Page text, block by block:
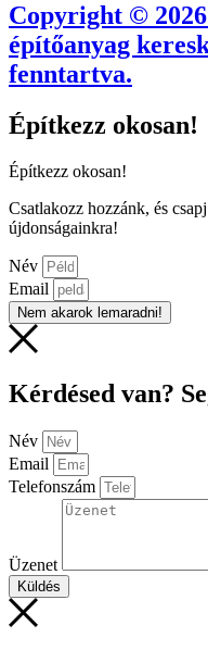
Copyright ©
építőanyag
fenntartva.
Építkezz okosan!
Építkezz okosan!
Csatlakozz hozzánk, és
újdonságainkra!
Név
Email
Nem akarok lemaradni!
Kérdésed van?
Név
Email
Telefonszám
Üzenet
Küldés